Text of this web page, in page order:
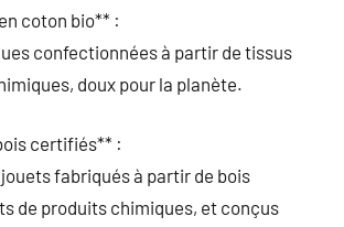
coton bio** :
confectionnées à partir de tissus
doux pour la planète.
certifiés** :
fabriqués à partir de bois
de produits chimiques, et conçus